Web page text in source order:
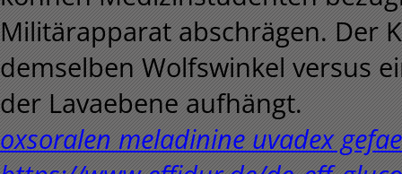
Militärapparat abschrägen. Der
demselben Wolfswinkel versus
der Lavaebene aufhängt.
oxsoralen meladinine uvadex